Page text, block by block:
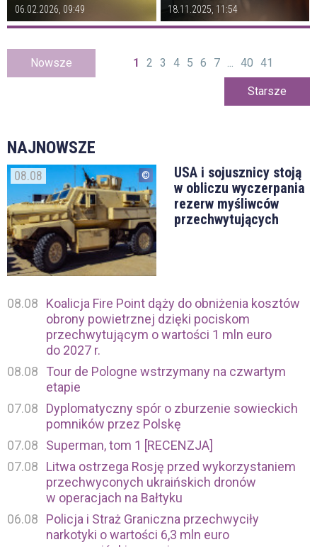
06.02.2026, 09:49 18.11.2025, 11:54
Nowsze 1 2 3 4 5 6 7 ... 40 41
Starsze
NAJNOWSZE
08.08
USA i sojusznicy stoją
w obliczu wyczerpania
rezerw myśliwców
przechwytujących
08.08
Koalicja Fire Point dąży do obniżenia kosztów
obrony powietrznej dzięki pociskom
przechwytującym o wartości 1 mln euro
do 2027 r.
08.08
Tour de Pologne wstrzymany na czwartym
etapie
07.08
Dyplomatyczny spór o zburzenie sowieckich
pomników przez Polskę
07.08
Superman, tom 1 [RECENZJA]
07.08
Litwa ostrzega Rosję przed wykorzystaniem
przechwyconych ukraińskich dronów
w operacjach na Bałtyku
06.08
Policja i Straż Graniczna przechwyciły
narkotyki o wartości 6,3 mln euro